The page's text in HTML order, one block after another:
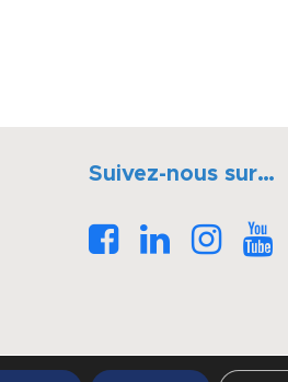
Suivez-nous sur…